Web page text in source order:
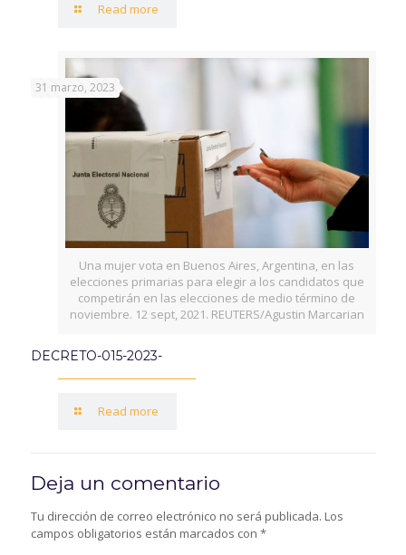
Read more
Una mujer vota en Buenos Aires, Argentina, en las
elecciones primarias para elegir a los candidatos que
competirán en las elecciones de medio término de
noviembre. 12 sept, 2021. REUTERS/Agustin Marcarian
31 marzo, 2023
DECRETO-015-2023-
Read more
Deja un comentario
Tu dirección de correo electrónico no será publicada. Los
campos obligatorios están marcados con *